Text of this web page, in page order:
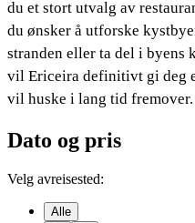
du et stort utvalg av
du ønsker å utforske
stranden eller ta del i
vil Ericeira definitivt gi deg
vil huske i lang tid fremover.
Dato og pris
Velg avreisested:
Alle